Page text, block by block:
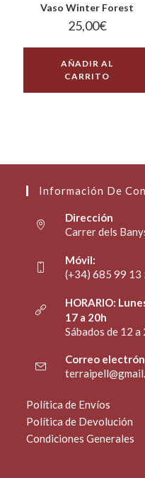
Vaso Winter Forest
25,00€
AÑADIR AL
CARRITO
Información De
Dirección
Carrer dels
Móvil:
(+34) 685 99 13
HORARIO:
17 a 20h
Sábados de 12
Correo
Política de Envíos
Política de Devolución
Condiciones Generales